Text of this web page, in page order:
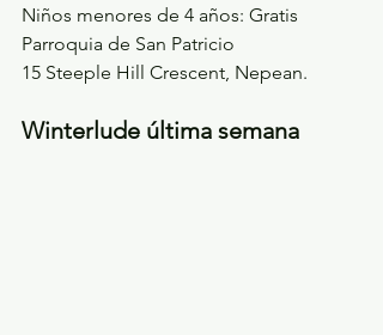
Niños menores de 4 años: Gratis
Parroquia de San Patricio
15 Steeple Hill Crescent, Nepean.
Winterlude última semana